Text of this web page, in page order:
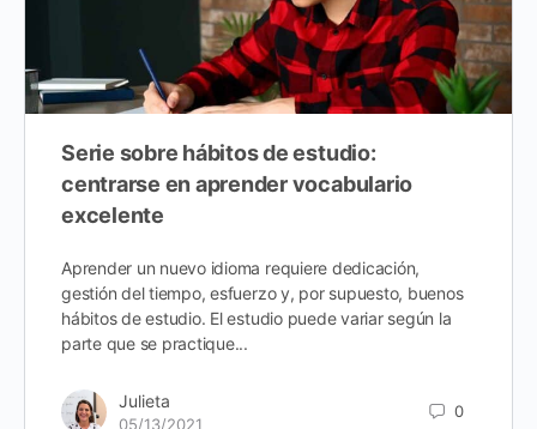
Serie sobre hábitos de estudio:
centrarse en aprender vocabulario
excelente
Aprender un nuevo idioma requiere dedicación,
gestión del tiempo, esfuerzo y, por supuesto, buenos
hábitos de estudio. El estudio puede variar según la
parte que se practique...
Julieta
05/13/2021
0